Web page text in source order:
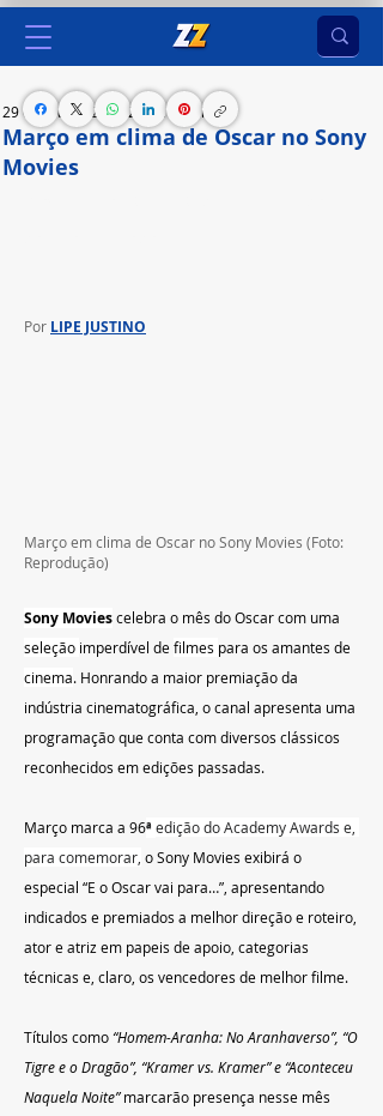
Março em clima de Oscar no Sony
Movies
29 de fev. de 2024 2 min de leitura
Por LIPE JUSTINO
Março em clima de Oscar no Sony Movies (Foto:
Reprodução)
Sony Movies celebra o mês do Oscar com uma
seleção imperdível de filmes para os amantes de
cinema. Honrando a maior premiação da
indústria cinematográfica, o canal apresenta uma
programação que conta com diversos clássicos
reconhecidos em edições passadas.
Março marca a 96ª edição do Academy Awards e,
para comemorar, o Sony Movies exibirá o
especial “E o Oscar vai para…”, apresentando
indicados e premiados a melhor direção e roteiro,
ator e atriz em papeis de apoio, categorias
técnicas e, claro, os vencedores de melhor filme.
Títulos como “Homem-Aranha: No Aranhaverso”, “O
Tigre e o Dragão”, “Kramer vs. Kramer” e “Aconteceu
Naquela Noite” marcarão presença nesse mês